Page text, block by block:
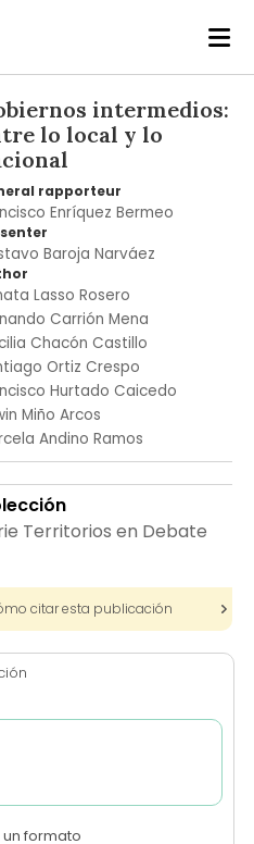
intermedios:
lo local y lo
rapporteur
Enríquez Bermeo
Baroja Narváez
Lasso Rosero
Carrión Mena
Chacón Castillo
Ortiz Crespo
Hurtado Caicedo
Miño Arcos
Andino Ramos
Territorios en Debate
citar esta publicación
formato